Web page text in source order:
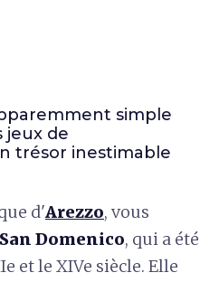
simple
jeux de
trésor inestimable
d'Arezzo, vous
Domenico, qui a été
et le XIVe siècle. Elle